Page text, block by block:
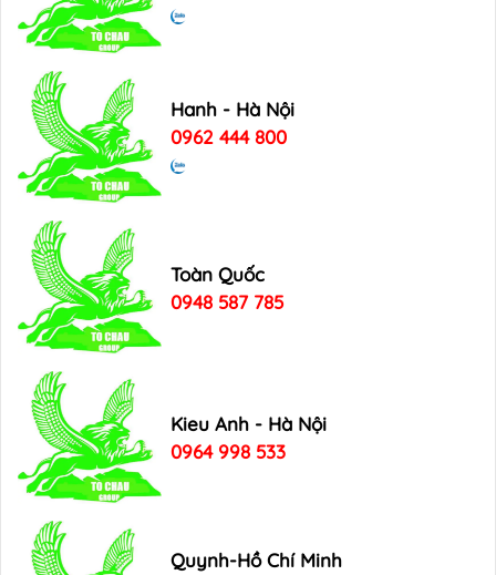
Hanh - Hà Nội
0962 444 800
Toàn Quốc
0948 587 785
Kieu Anh - Hà Nội
0964 998 533
Quynh-Hồ Chí Minh